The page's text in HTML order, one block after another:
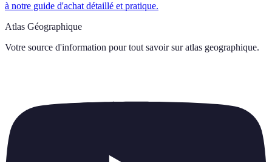
à notre guide d'achat détaillé et pratique.
Atlas Géographique
Votre source d'information pour tout savoir sur atlas geographique.